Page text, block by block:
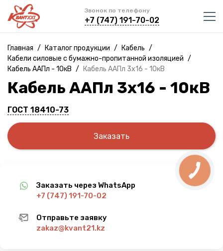
Звонок по телефону
+7 (747) 191-70-02
Главная / Каталог продукции / Кабель /
Кабели силовые с бумажно-пропитанной изоляцией /
Кабель ААПл - 10кВ / Кабель ААПл 3х16 - 10кВ
Кабель ААПл 3х16 - 10кВ
ГОСТ 18410-73
Заказать
Заказать через WhatsApp
+7 (747) 191-70-02
Отправьте заявку
zakaz@kvant21.kz